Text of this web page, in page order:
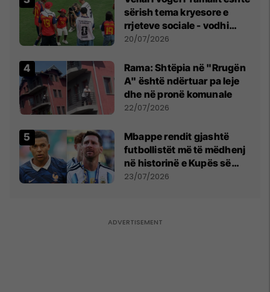
sërish tema kryesore e
rrjeteve sociale - vodhi
vëmendjen pas finales së
20/07/2026
Rama: Shtëpia në "Rrugën
A" është ndërtuar pa leje
dhe në pronë komunale
22/07/2026
Mbappe rendit gjashtë
futbollistët më të mëdhenj
në historinë e Kupës së
Botës, Messi mbetet i dyti
23/07/2026